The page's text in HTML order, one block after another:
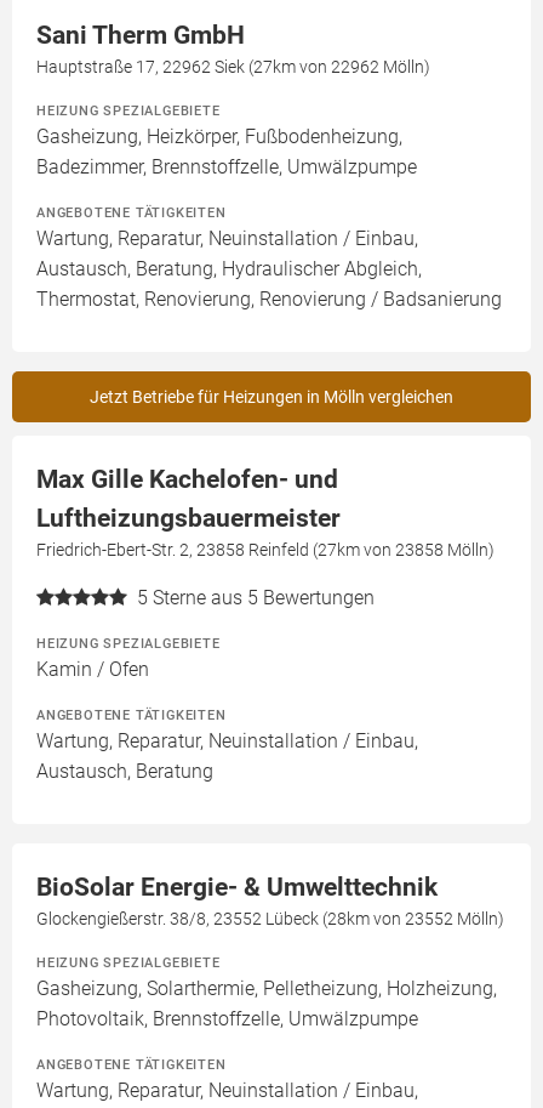
Sani Therm GmbH
Hauptstraße 17, 22962 Siek (27km von 22962 Mölln)
HEIZUNG SPEZIALGEBIETE
Gasheizung, Heizkörper, Fußbodenheizung,
Badezimmer, Brennstoffzelle, Umwälzpumpe
ANGEBOTENE TÄTIGKEITEN
Wartung, Reparatur, Neuinstallation / Einbau,
Austausch, Beratung, Hydraulischer Abgleich,
Thermostat, Renovierung, Renovierung / Badsanierung
Jetzt Betriebe für Heizungen in Mölln vergleichen
Max Gille Kachelofen- und
Luftheizungsbauermeister
Friedrich-Ebert-Str. 2, 23858 Reinfeld (27km von 23858 Mölln)
5 Sterne aus 5 Bewertungen
HEIZUNG SPEZIALGEBIETE
Kamin / Ofen
ANGEBOTENE TÄTIGKEITEN
Wartung, Reparatur, Neuinstallation / Einbau,
Austausch, Beratung
BioSolar Energie- & Umwelttechnik
Glockengießerstr. 38/8, 23552 Lübeck (28km von 23552 Mölln)
HEIZUNG SPEZIALGEBIETE
Gasheizung, Solarthermie, Pelletheizung, Holzheizung,
Photovoltaik, Brennstoffzelle, Umwälzpumpe
ANGEBOTENE TÄTIGKEITEN
Wartung, Reparatur, Neuinstallation / Einbau,